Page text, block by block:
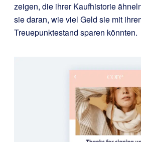
zeigen, die ihrer Kaufhistorie
sie daran, wie viel Geld sie mit
Treuepunktestand sparen könnten.